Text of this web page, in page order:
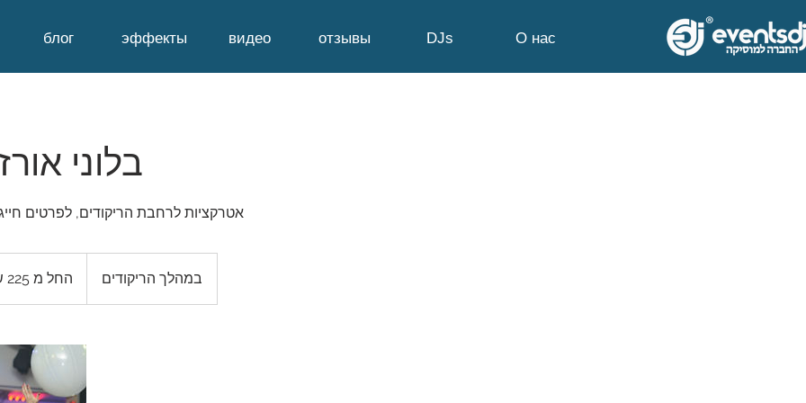
О нас
DJs
отзывы
видео
эффекты
блог
בלוני
אטרקציות לרחבת הריקודים, לפרטים חייג עכשיו
החל מ 225 ש״ח במהלך הריקודים